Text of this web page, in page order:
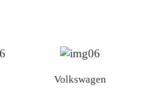
Volkswagen